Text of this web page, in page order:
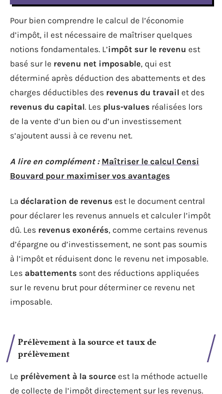
Pour bien comprendre le calcul de l’économie
d’impôt, il est nécessaire de maîtriser quelques
notions fondamentales. L’impôt sur le revenu est
basé sur le revenu net imposable, qui est
déterminé après déduction des abattements et des
charges déductibles des revenus du travail et des
revenus du capital. Les plus-values réalisées lors
de la vente d’un bien ou d’un investissement
s’ajoutent aussi à ce revenu net.
A lire en complément : Maîtriser le calcul Censi
Bouvard pour maximiser vos avantages
La déclaration de revenus est le document central
pour déclarer les revenus annuels et calculer l’impôt
dû. Les revenus exonérés, comme certains revenus
d’épargne ou d’investissement, ne sont pas soumis
à l’impôt et réduisent donc le revenu net imposable.
Les abattements sont des réductions appliquées
sur le revenu brut pour déterminer ce revenu net
imposable.
Prélèvement à la source et taux de
prélèvement
Le prélèvement à la source est la méthode actuelle
de collecte de l’impôt directement sur les revenus.